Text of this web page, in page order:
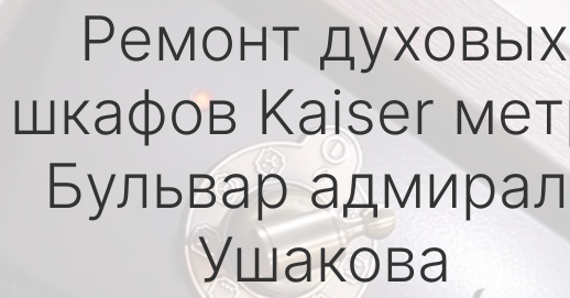
Ремонт духовых
шкафов Kaiser
Бульвар
Ушакова